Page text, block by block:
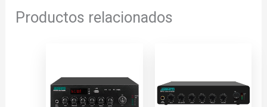
Productos relacionados